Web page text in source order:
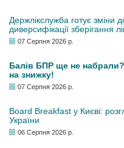
Держлікслужба готує зміни
диверсифікації зберігання
07 Серпня 2026 р.
Балів БПР ще не
на знижку!
07 Серпня 2026 р.
Board Breakfast у Києві:
України
06 Серпня 2026 р.